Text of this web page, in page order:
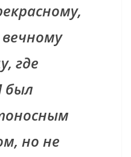
где
был
но не